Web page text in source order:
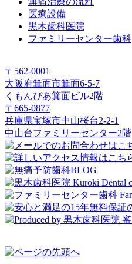
医療設備
黒木歯科医院
ファミリーセンター歯科
〒562-0001
大阪府箕面市箕面6-5-7
くもんぴあ箕面ビル2階
〒665-0877
兵庫県宝塚市中山桜台2-2-1
中山台ファミリーセンター2階